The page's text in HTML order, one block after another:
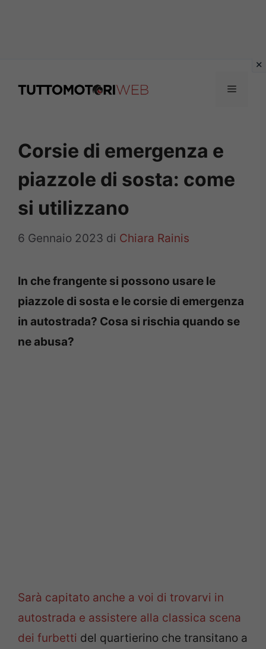
Menu
Corsie di emergenza e
piazzole di sosta: come
si utilizzano
6 Gennaio 2023 di Chiara Rainis
In che frangente si possono usare le
piazzole di sosta e le corsie di emergenza
in autostrada? Cosa si rischia quando se
ne abusa?
Sarà capitato anche a voi di trovarvi in
autostrada e assistere alla classica scena
dei furbetti del quartierino che transitano a